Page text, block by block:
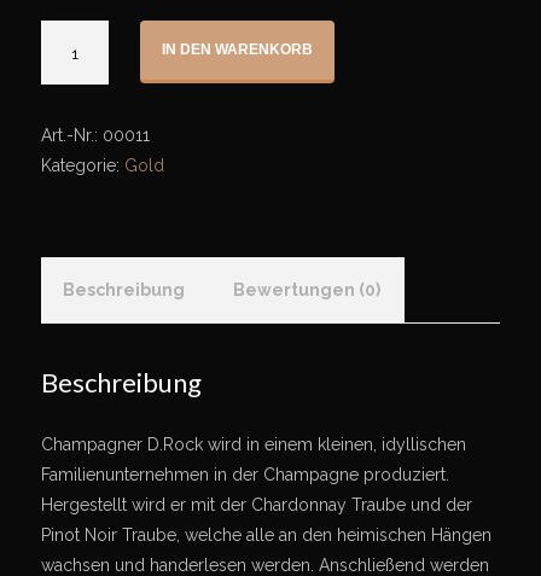
D.ROCK
0,75
Liter
IN DEN WARENKORB
Art.-Nr.: 00011
Kategorie: Gold
Beschreibung Bewertungen (0)
Beschreibung
Champagner D.Rock wird in einem kleinen, idyllischen
Familienunternehmen in der Champagne produziert.
Hergestellt wird er mit der Chardonnay Traube und der
Pinot Noir Traube, welche alle an den heimischen Hängen
wachsen und handerlesen werden. Anschließend werden